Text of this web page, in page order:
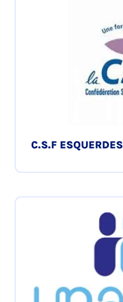
C.S.F ESQUERDES